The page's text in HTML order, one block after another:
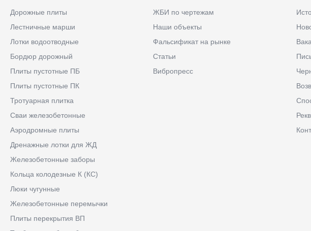
Дорожные плиты
Лестничные марши
Лотки водоотводные
Бордюр дорожный
Плиты пустотные ПБ
Плиты пустотные ПК
Тротуарная плитка
Сваи железобетонные
Аэродромные плиты
Дренажные лотки для ЖД
Железобетонные заборы
Кольца колодезные К (КС)
Люки чугунные
Железобетонные перемычки
Плиты перекрытия ВП
ЖБИ по чертежам
Наши объекты
Фальсификат на рынке
Статьи
Вибропресс